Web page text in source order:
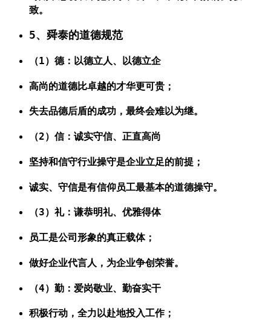
致。
5、舜泰的道德规范
（1）德：以德立人、以德立企
高尚的道德比卓越的才华更可贵；
失去品德后盾的成功，最终会难以为继。
（2）信：诚实守信、正直高尚
坚持和信守行业操守是企业立足的前提；
诚实、守信是有信仰员工最基本的道德操守。
（3）礼：谦恭明礼、优雅得体
员工是公司形象的真正载体；
做好企业代言人，为企业争创荣誉。
（4）勤：爱岗敬业、勤奋实干
积极行动，全力以赴地投入工作；